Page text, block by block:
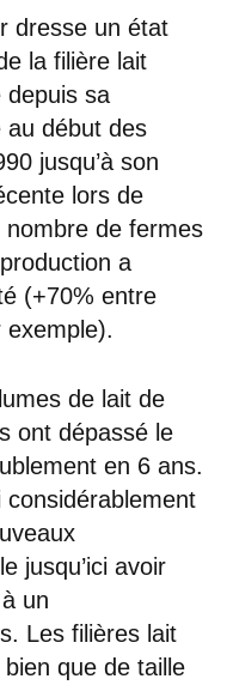
dresse un état
la filière lait
depuis sa
au début des
jusqu’à son
lors de
nombre de fermes
a
(+70% entre
de lait de
ont dépassé le
en 6 ans.
jusqu’ici avoir
un
Les filières lait
que de taille